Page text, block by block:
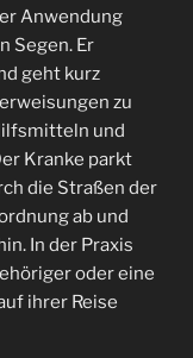
Anwendung
Segen. Er
geht kurz
zu
und
Kranke parkt
die Straßen der
ab und
In der Praxis
oder eine
ihrer Reise